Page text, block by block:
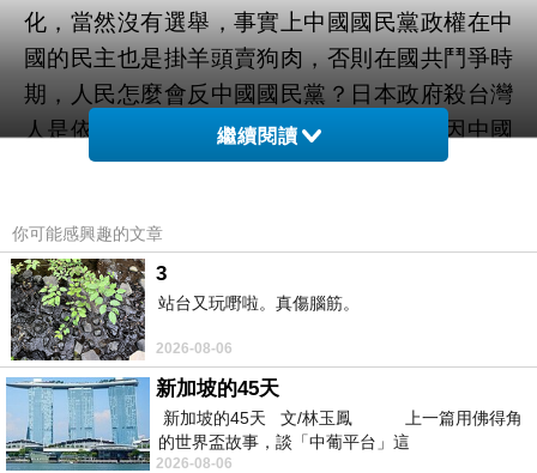
化，當然沒有選舉，事實上中國國民黨政權在中
國的民主也是掛羊頭賣狗肉，否則在國共鬥爭時
期，人民怎麼會反中國國民黨？日本政府殺台灣
人是依循日本法律，而台灣的二二八卻是因中國
人壓迫台灣人。
問題更顯得她的孤陋寡聞，日治時期農地絕對是
私有，最重要的是日本政府絕對沒有像中國政府
一樣利用土地改革搶奪地主的財產。所謂耕者有
其田是佃農提出全年農作物兩倍半的稻穀給中國
國民黨政權，而中國國民黨政權卻發給地主四大
公司的股票，當時四大公司的股票等同廢紙，也
就是資源被中國國民黨政權搜刮。
繼續閱讀
你可能感興趣的文章
3
站台又玩嘢啦。真傷腦筋。
2026-08-06
新加坡的45天
新加坡的45天 文/林玉鳳 上一篇用佛得角
的世界盃故事，談「中葡平台」這
2026-08-06